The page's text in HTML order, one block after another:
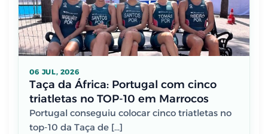
06 JUL, 2026
Taça da África: Portugal com cinco
triatletas no TOP-10 em Marrocos
Portugal conseguiu colocar cinco triatletas no
top-10 da Taça de […]